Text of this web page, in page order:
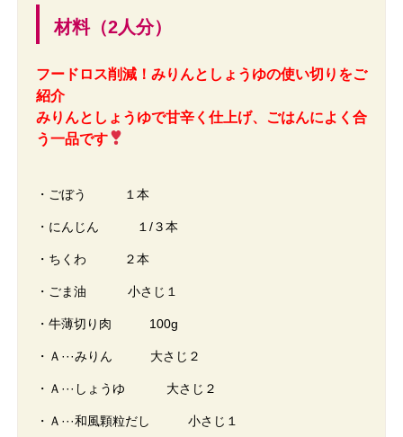
材料（2人分）
フードロス削減！みりんとしょうゆの使い切りをご
紹介
みりんとしょうゆで甘辛く仕上げ、ごはんによく合
う一品です
・ごぼう １本
・にんじん １/３本
・ちくわ ２本
・ごま油 小さじ１
・牛薄切り肉 100g
・Ａ···みりん 大さじ２
・Ａ···しょうゆ 大さじ２
・Ａ···和風顆粒だし 小さじ１